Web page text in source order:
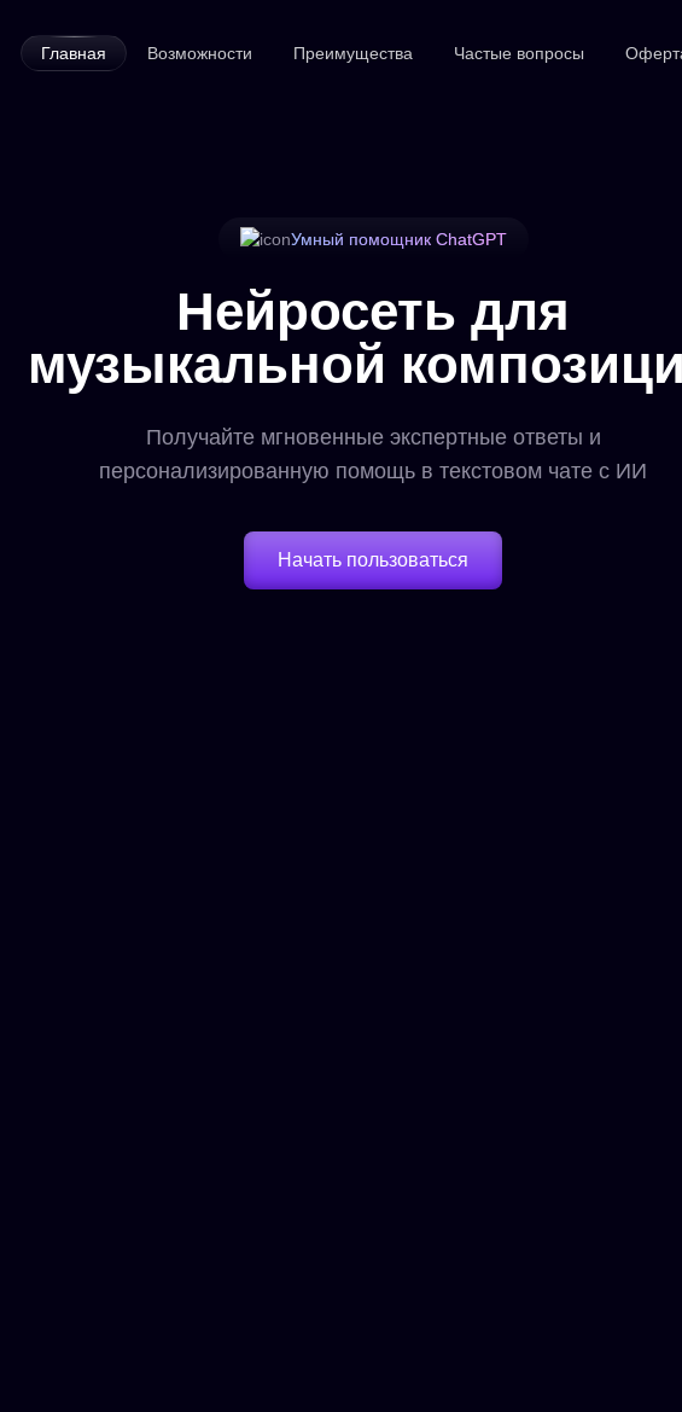
Главная Возможности Преимущества Частые вопросы
Умный помощник ChatGPT
Нейросеть для
музыкальной
Получайте мгновенные экспертные ответы и
персонализированную помощь в текстовом чате с ИИ
Начать пользоваться